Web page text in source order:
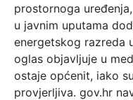
prostornoga
u javnim uputama
energetskog razreda
oglas objavljuje u
ostaje općenit, iako
provjerljiva. gov.hr